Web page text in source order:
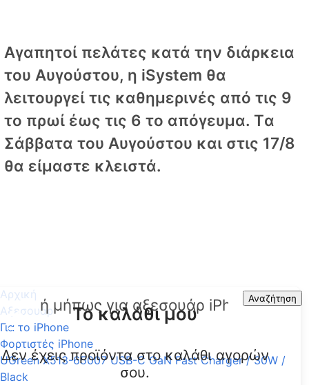
Αγαπητοί πελάτες κατά την διάρκεια
του Αυγούστου, η iSystem θα
λειτουργεί τις καθημερινές από τις 9
το πρωί έως τις 6 το απόγευμα. Tα
Σάββατα του Αυγούστου και στις 17/8
θα είμαστε κλειστά.
Αναζήτηση
Το καλάθι μου
Δεν έχεις προϊόντα στο καλάθι αγορών
σου.
Αρχική
Αξεσουάρ
Για το iPhone
Φορτιστές iPhone
UGreen X513-65007 USB-C GaN Fast Charger / 30W /
Black